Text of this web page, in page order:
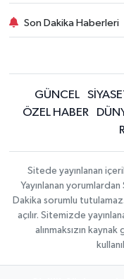
Son Dakika Haberleri
GÜNCEL
ÖZEL HABER
Sitede yayınlanan
Yayınlanan
Dakika sorumlu
açılır. Sitemizde
alınmaksızın